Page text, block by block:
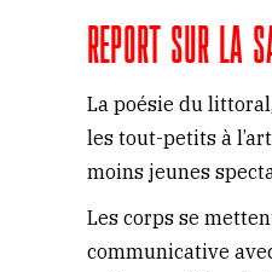
REPORT SUR
La poésie du
les tout-petits à
moins jeunes
Les corps se
communicative